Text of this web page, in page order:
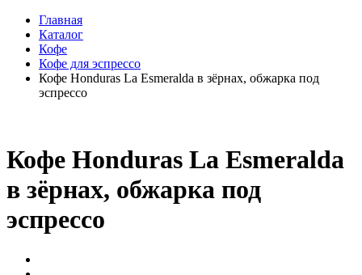
Главная
Каталог
Кофе
Кофе для эспрессо
Кофе Honduras La Esmeralda в зёрнах, обжарка под
эспрессо
Кофе Honduras La Esmeralda
в зёрнах, обжарка под
эспрессо